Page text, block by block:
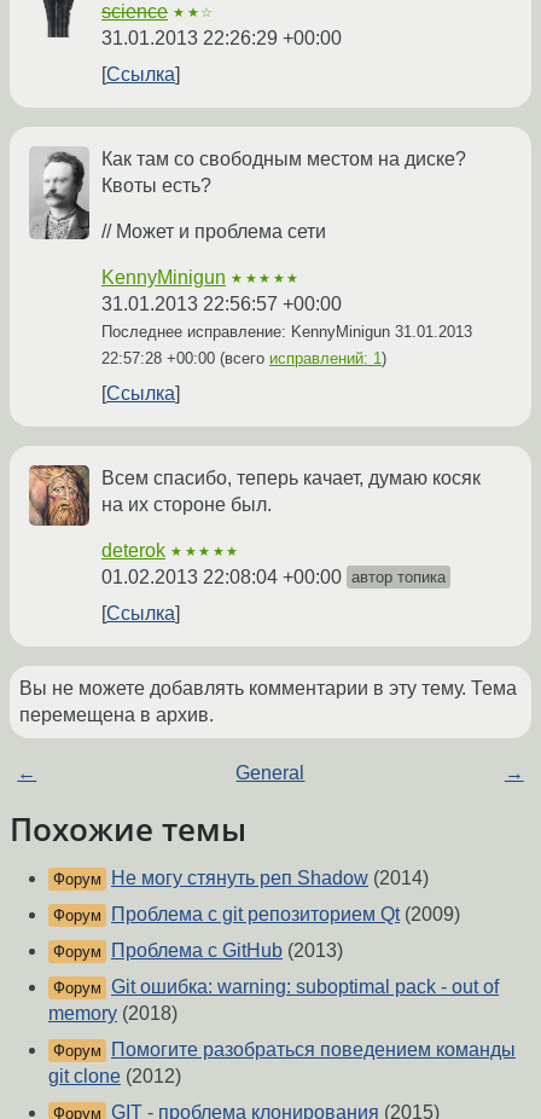
science ★★☆
31.01.2013 22:26:29 +00:00
Ссылка
Как там со свободным местом на диске?
Квоты есть?
// Может и проблема сети
KennyMinigun ★★★★★
31.01.2013 22:56:57 +00:00
Последнее исправление: KennyMinigun 31.01.2013
22:57:28 +00:00 (всего исправлений: 1)
Ссылка
Всем спасибо, теперь качает, думаю косяк
на их стороне был.
deterok ★★★★★
01.02.2013 22:08:04 +00:00 автор топика
Ссылка
Вы не можете добавлять комментарии в эту тему. Тема
перемещена в архив.
← General →
Похожие темы
Форум Не могу стянуть реп Shadow (2014)
Форум Проблема с git репозиторием Qt(2009)
Форум Проблема с GitHub (2013)
Форум Git ошибка: warning: suboptimal pack - out of
memory (2018)
Форум
Помогите разобраться поведением команды
git clone (2012)
Форум GIT - проблема клонирования (2015)